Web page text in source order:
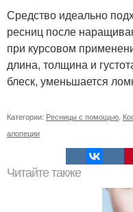
Средство идеально
ресниц после
при курсовом
длина, толщина и
блеск, уменьшается
Категории: Ресницы с помощью
алопеции
Читайте также